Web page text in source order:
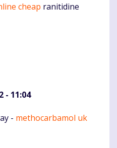
cheap ranitidine
- 11:04
- methocarbamol uk